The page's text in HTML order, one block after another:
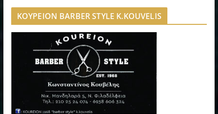
ΚΟΥΡΕΙΟΝ BARBER STYLE K.KOUVELIS